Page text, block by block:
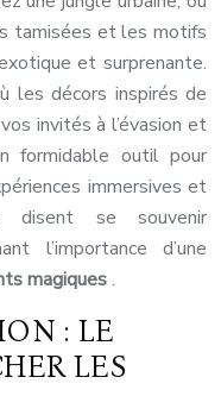
tamisées et les motifs
et surprenante.
les décors inspirés de
invités à l’évasion et
formidable outil pour
immersives et
disent se souvenir
l’importance d’une
magiques.
: LE
LES